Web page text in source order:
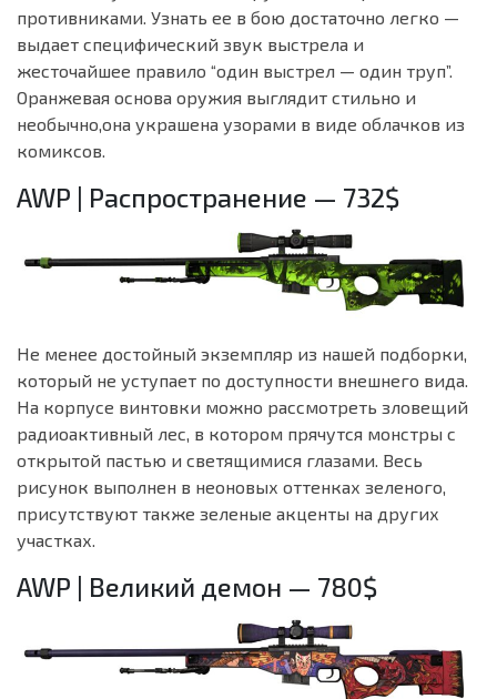
противниками. Узнать ее в бою достаточно легко —
выдает специфический звук выстрела и
жесточайшее правило “один выстрел — один труп”.
Оранжевая основа оружия выглядит стильно и
необычно,она украшена узорами в виде облачков из
комиксов.
AWP | Распространение — 732$
Не менее достойный экземпляр из нашей подборки,
который не уступает по доступности внешнего вида.
На корпусе винтовки можно рассмотреть зловещий
радиоактивный лес, в котором прячутся монстры с
открытой пастью и светящимися глазами. Весь
рисунок выполнен в неоновых оттенках зеленого,
присутствуют также зеленые акценты на других
участках.
AWP | Великий демон — 780$